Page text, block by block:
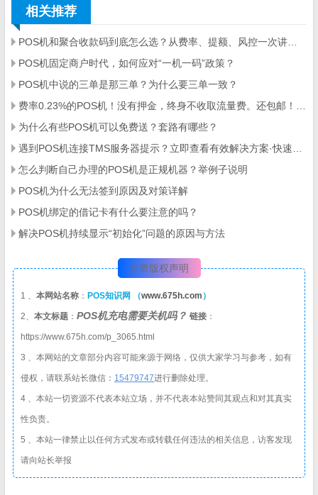
相关推荐
POS机固定商户时代，如何应对“一机一码”政策？
POS机中说的三单是那三单？为什么要三单一致？
为什么有些POS机可以免费送？套路有哪些？
怎么判断自己办理的POS机是正规机器？举例子说明
POS机为什么无法签到原因及对策详解
POS机绑定的借记卡有什么要注意的吗？
解决POS机持续显示“初始化”问题的原因与方法
文章版权声明
1 、 本网站名称 ： POS知识网 （www.675h.com ）
2、 本文标题 ： POS机充电需要关机吗？ 链接 ：
https://www.675h.com/p_3065.html
3 、本网站的文章部分内容可能来源于网络，仅供大家学习与参考，如有
侵权，请联系站长微信： 15479747进行删除处理。
4 、本站一切资源不代表本站立场，并不代表本站赞同其观点和对其真实
性负责。
5 、本站一律禁止以任何方式发布或转载任何违法的相关信息，访客发现
请向站长举报